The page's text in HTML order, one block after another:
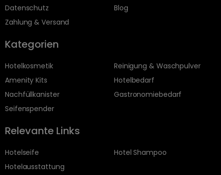
Datenschutz
Zahlung & Versand
Blog
Kategorien
Hotelkosmetik
Amenity Kits
Nachfüllkanister
Seifenspender
Reinigung & Waschpulver
Hotelbedarf
Gastronomiebedarf
Relevante Links
Hotelseife
Hotelausstattung
Hotel Shampoo